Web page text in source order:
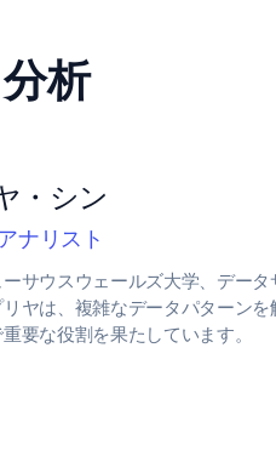
析
・シン
ナリスト
サウスウェールズ大学、デー
ヤは、複雑なデータパターン
要な役割を果たしています。